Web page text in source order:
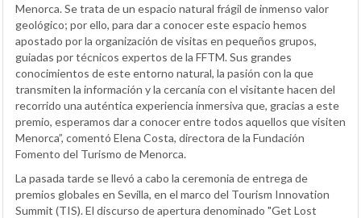
Menorca. Se trata de un espacio natural frágil de inmenso valor
geológico; por ello, para dar a conocer este espacio hemos
apostado por la organización de visitas en pequeños grupos,
guiadas por técnicos expertos de la FFTM. Sus grandes
conocimientos de este entorno natural, la pasión con la que
transmiten la información y la cercanía con el visitante hacen del
recorrido una auténtica experiencia inmersiva que, gracias a este
premio, esperamos dar a conocer entre todos aquellos que visiten
Menorca”, comentó Elena Costa, directora de la Fundación
Fomento del Turismo de Menorca.
La pasada tarde se llevó a cabo la ceremonia de entrega de
premios globales en Sevilla, en el marco del Tourism Innovation
Summit (TIS). El discurso de apertura denominado "Get Lost